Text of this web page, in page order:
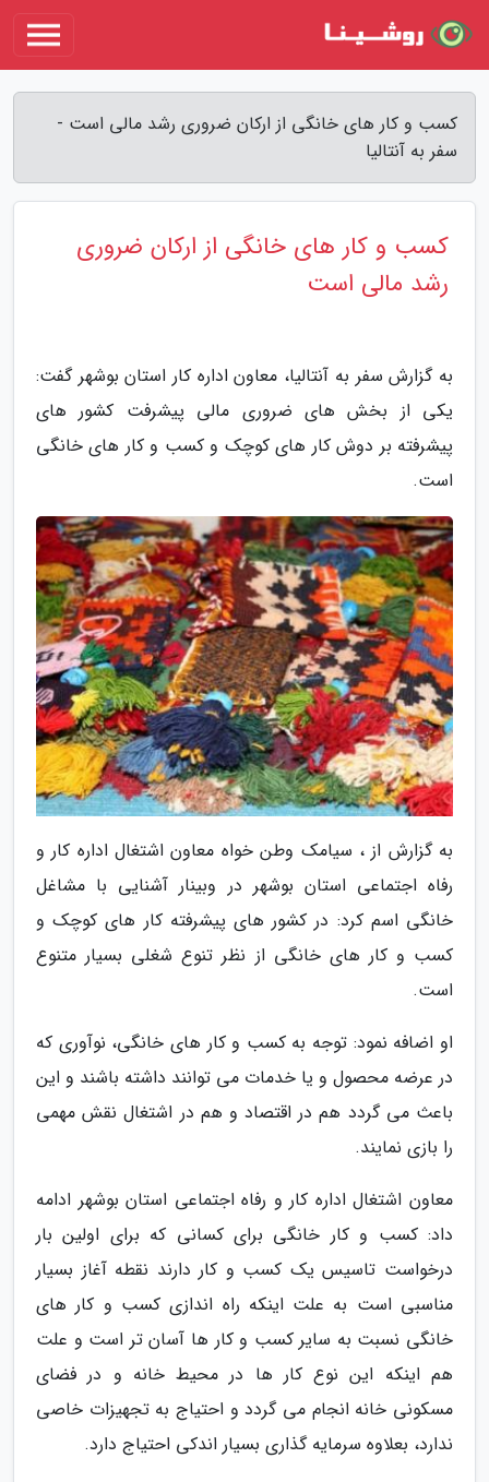
کسب و کار های خانگی از ارکان ضروری رشد مالی است -
سفر به آنتالیا
کسب و کار های خانگی از ارکان ضروری
رشد مالی است
به گزارش سفر به آنتالیا، معاون اداره کار استان بوشهر گفت:
یکی از بخش های ضروری مالی پیشرفت کشور های
پیشرفته بر دوش کار های کوچک و کسب و کار های خانگی
است.
به گزارش از ، سیامک وطن خواه معاون اشتغال اداره کار و
رفاه اجتماعی استان بوشهر در وبینار آشنایی با مشاغل
خانگی اسم کرد: در کشور های پیشرفته کار های کوچک و
کسب و کار های خانگی از نظر تنوع شغلی بسیار متنوع
است.
او اضافه نمود: توجه به کسب و کار های خانگی، نوآوری که
در عرضه محصول و یا خدمات می توانند داشته باشند و این
باعث می گردد هم در اقتصاد و هم در اشتغال نقش مهمی
را بازی نمایند.
معاون اشتغال اداره کار و رفاه اجتماعی استان بوشهر ادامه
داد: کسب و کار خانگی برای کسانی که برای اولین بار
درخواست تاسیس یک کسب و کار دارند نقطه آغاز بسیار
مناسبی است به علت اینکه راه اندازی کسب و کار های
خانگی نسبت به سایر کسب و کار ها آسان تر است و علت
هم اینکه این نوع کار ها در محیط خانه و در فضای
مسکونی خانه انجام می گردد و احتیاج به تجهیزات خاصی
ندارد، بعلاوه سرمایه گذاری بسیار اندکی احتیاج دارد.